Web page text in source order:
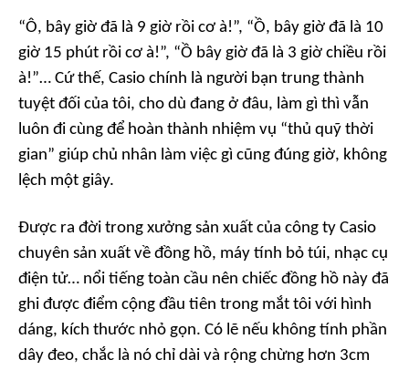
“Ô, bây giờ đã là 9 giờ rồi cơ à!”, “Ồ, bây giờ đã là 10
giờ 15 phút rồi cơ à!”, “Ồ bây giờ đã là 3 giờ chiều rồi
à!”… Cứ thế, Casio chính là người bạn trung thành
tuyệt đối của tôi, cho dù đang ở đâu, làm gì thì vẫn
luôn đi cùng để hoàn thành nhiệm vụ “thủ quỹ thời
gian” giúp chủ nhân làm việc gì cũng đúng giờ, không
lệch một giây.
Được ra đời trong xưởng sản xuất của công ty Casio
chuyên sản xuất về đồng hồ, máy tính bỏ túi, nhạc cụ
điện tử… nổi tiếng toàn cầu nên chiếc đồng hồ này đã
ghi được điểm cộng đầu tiên trong mắt tôi với hình
dáng, kích thước nhỏ gọn. Có lẽ nếu không tính phần
dây đeo, chắc là nó chỉ dài và rộng chừng hơn 3cm